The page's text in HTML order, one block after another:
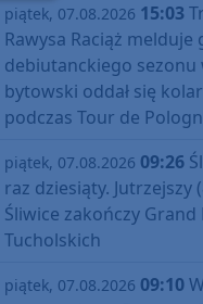
piątek, 07.08.2026 15:03
Rawysa Raciąż
debiutanckiego sezonu
bytowski oddał się
podczas Tour de
piątek, 07.08.2026 09:26
raz dziesiąty. Jutrzejszy
Śliwice zakończy
Tucholskich
piątek, 07.08.2026 09:10